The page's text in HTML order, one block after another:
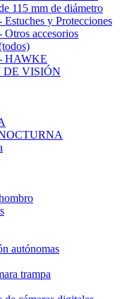
115 mm de diámetro
Estuches y Protecciones
Otros accesorios
- HAWKE
DE VISIÓN
autónomas
trampa